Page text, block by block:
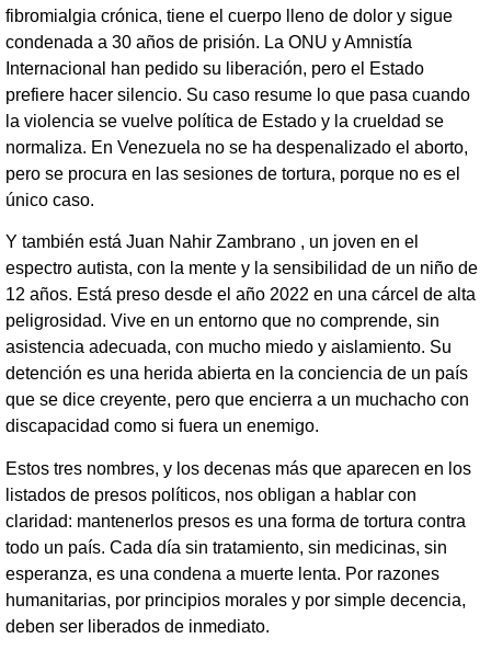
fibromialgia crónica, tiene el cuerpo lleno de dolor y sigue
condenada a 30 años de prisión. La ONU y Amnistía
Internacional han pedido su liberación, pero el Estado
prefiere hacer silencio. Su caso resume lo que pasa cuando
la violencia se vuelve política de Estado y la crueldad se
normaliza. En Venezuela no se ha despenalizado el aborto,
pero se procura en las sesiones de tortura, porque no es el
único caso.
Y también está Juan Nahir Zambrano , un joven en el
espectro autista, con la mente y la sensibilidad de un niño de
12 años. Está preso desde el año 2022 en una cárcel de alta
peligrosidad. Vive en un entorno que no comprende, sin
asistencia adecuada, con mucho miedo y aislamiento. Su
detención es una herida abierta en la conciencia de un país
que se dice creyente, pero que encierra a un muchacho con
discapacidad como si fuera un enemigo.
Estos tres nombres, y los decenas más que aparecen en los
listados de presos políticos, nos obligan a hablar con
claridad: mantenerlos presos es una forma de tortura contra
todo un país. Cada día sin tratamiento, sin medicinas, sin
esperanza, es una condena a muerte lenta. Por razones
humanitarias, por principios morales y por simple decencia,
deben ser liberados de inmediato.